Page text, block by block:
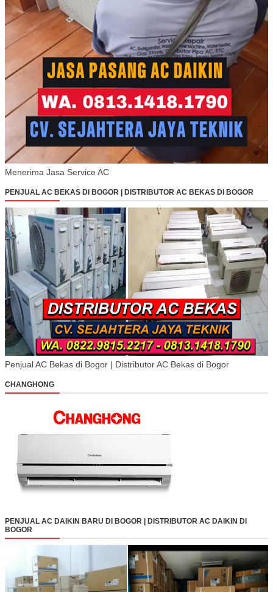
Menerima Jasa Service AC
PENJUAL AC BEKAS DI BOGOR | DISTRIBUTOR AC BEKAS DI BOGOR
Penjual AC Bekas di Bogor | Distributor AC Bekas di Bogor
CHANGHONG
PENJUAL AC DAIKIN BARU DI BOGOR | DISTRIBUTOR AC DAIKIN DI
BOGOR